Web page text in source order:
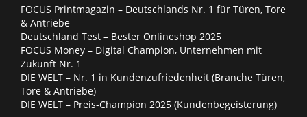
FOCUS Printmagazin – Deutschlands Nr. 1 für Türen, Tore
& Antriebe
Deutschland Test – Bester Onlineshop 2025
FOCUS Money – Digital Champion, Unternehmen mit
Zukunft Nr. 1
DIE WELT – Nr. 1 in Kundenzufriedenheit (Branche Türen,
Tore & Antriebe)
DIE WELT – Preis-Champion 2025 (Kundenbegeisterung)